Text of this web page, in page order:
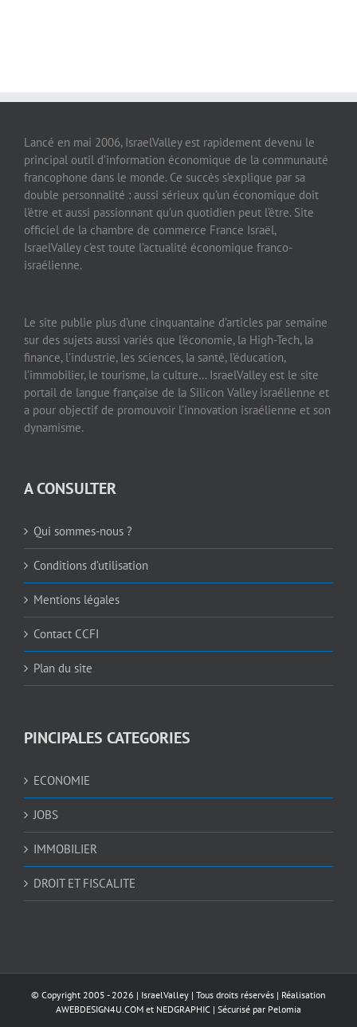
Lancé en mai 2006, IsraelValley est rapidement devenu le
principal outil d’information économique de la communauté
francophone dans le monde. Ce succès s’explique par sa
double personnalité : aussi sérieux qu’un économique doit
l’être et aussi passionnant qu’un quotidien peut l’être. Site
officiel de la chambre de commerce France Israël,
IsraelValley c’est toute l’actualité économique franco-
israélienne.
Le site publie plus d’une cinquantaine d’articles par semaine
sur des sujets aussi variés que l’économie, la High-Tech, la
finance, l’industrie, les sciences, la santé, l’éducation,
l’immobilier, le tourisme, la culture… IsraelValley est le site
portail de langue française de la Silicon Valley israélienne et
a pour objectif de promouvoir l’innovation israélienne et son
dynamisme.
A CONSULTER
Qui sommes-nous ?
Conditions d’utilisation
Mentions légales
Contact CCFI
Plan du site
PINCIPALES CATEGORIES
ECONOMIE
JOBS
IMMOBILIER
DROIT ET FISCALITE
© Copyright 2005 - 2026 | IsraelValley | Tous droits réservés | Réalisation
AWEBDESIGN4U.COM et NEDGRAPHIC | Sécurisé par Pelomia